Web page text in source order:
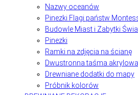
Nazwy oceanów
Pinezki Flagi państw
Budowle Miast i Zabytki
Pinezki
Ramki na zdjęcia na ścianę
Dwustronna taśma akrylowa
Drewniane dodatki do mapy
Próbnik kolorów